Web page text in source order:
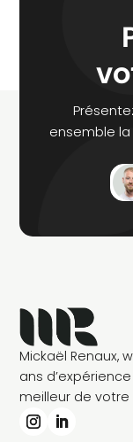
ensemble
Mickaël Renaux,
ans
meilleur de votre